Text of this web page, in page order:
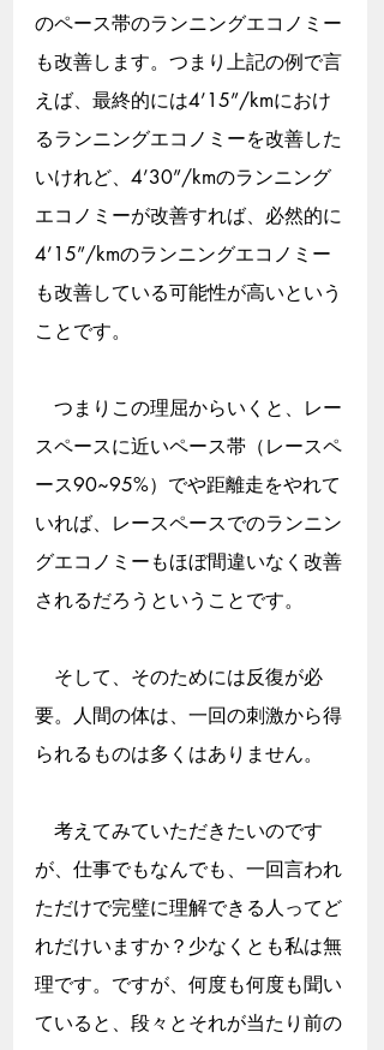
のペース帯のランニングエコノミー
も改善します。つまり上記の例で言
えば、最終的には4’15”/kmにおけ
るランニングエコノミーを改善した
いけれど、4’30”/kmのランニング
エコノミーが改善すれば、必然的に
4’15”/kmのランニングエコノミー
も改善している可能性が高いという
ことです。
つまりこの理屈からいくと、レー
スペースに近いペース帯（レースペ
ース90~95%）でや距離走をやれて
いれば、レースペースでのランニン
グエコノミーもほぼ間違いなく改善
されるだろうということです。
そして、そのためには反復が必
要。人間の体は、一回の刺激から得
られるものは多くはありません。
考えてみていただきたいのです
が、仕事でもなんでも、一回言われ
ただけで完璧に理解できる人ってど
れだけいますか？少なくとも私は無
理です。ですが、何度も何度も聞い
ていると、段々とそれが当たり前の